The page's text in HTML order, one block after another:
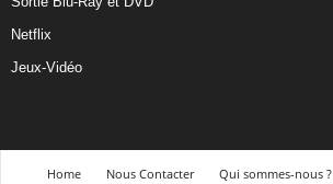
Netflix
Jeux-Vidéo
Home Nous Contacter Qui sommes-nous ?